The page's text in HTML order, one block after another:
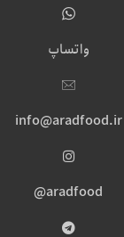
واتساپ
info@aradfood.ir
aradfood@